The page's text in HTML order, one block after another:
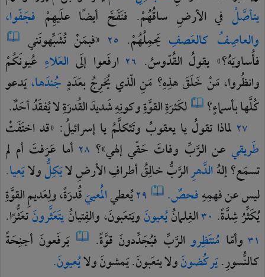
يتأصَّلْ فيالأرضِ ساقُهُمْ. فنَفَخَ أيضًا علَيهِمْ فجَفّوا،
والعاصِفُ كالعَصفِ يَحمِلُهُمْ. ٢٥ «فبمَنْتُشَبِّهونَني
فأُساويَهُ؟» يقولُالقُدّوسُ. ٢٦ ارفَعوا إلَى العَلاءِ عُيونَكُمْ
وانظُروا،مَنْخَلَقَهذِهِ؟ مَنِالّذييُخرِجُبعَدَدٍ جُندَها،يَدعو
كُلَّهابأسماءٍ؟ لكَثرَةِالقوَّةِوكونِهِشَديدَالقُدرَةِلايُفقَدُأحَدٌ.
٢٧ لماذاتقولُيايعقوبُ وتَتَكلَّمُياإسرائيلُ: «قداختَفَتْ
طَريقي عنالرَّبِّ وفاتَ حَقّيإلهي»؟ ٢٨ أما عَرَفتَ أم لم
تسمَع؟إلهُالدَّهرِالرَّبُّخالِقُأطرافِالأرضِلايَكِلُّولايَعيا.
ليسعنفهمِهِفحصٌ. ٢٩يُعطيالمُعييَقُدرَةً،ولِعَديمِالقوَّةِ
يُكَثِّرُشِدَّةً. ٣٠الغِلمانُيُعيونَويَتعَبونَ،والفِتيانُيتَعَثَّرونَتعَثُّرًا.
٣١ وأمّا مُنتَظِروالرَّبِّ فيُجَدِّدونَ قوَّةً. يَرفَعونَ أجنِحَةً
كالنُّسورِ.يَركُضونَولايتعَبونَ.يَمشونَولايُعيونَ.